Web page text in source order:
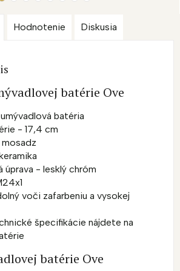
Hodnotenie Diskusia
batérie Ove
batéria
- 17,4 cm
úprava - lesklý chróm
voči zafarbeniu a vysokej
špecifikácie nájdete na
batérie Ove